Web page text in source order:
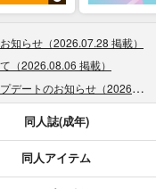
知らせ（2026.07.28 掲載）
（2026.08.06 掲載）
お知らせ（2026.05.07 掲載）
せ（2026.01.05 更新｜2025.12.30 掲載）
終了のお知らせ（2025.11.21 掲載）
同人誌(成年)
同人アイテム